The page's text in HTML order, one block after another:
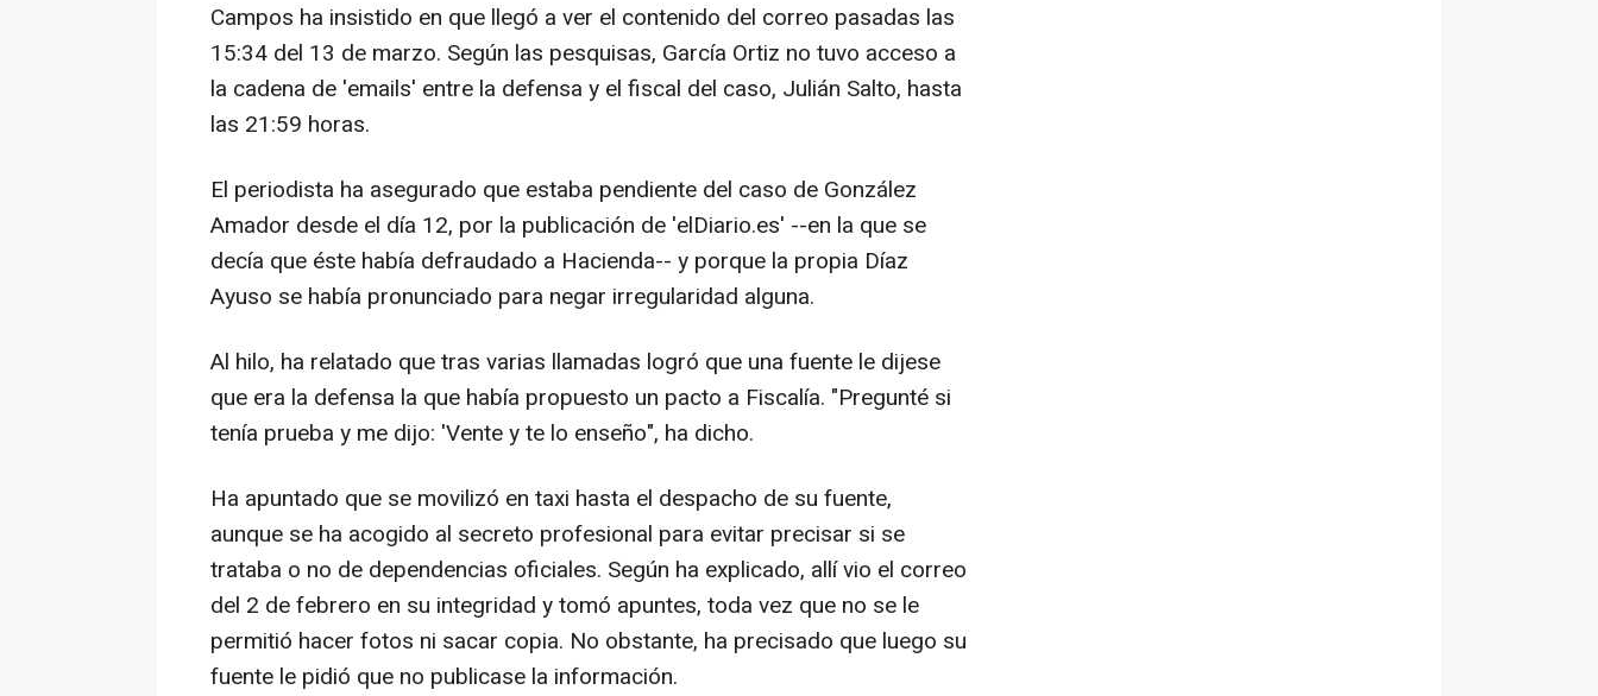
Campos ha insistido en que llegó a ver el contenido del correo pasadas las
15:34 del 13 de marzo. Según las pesquisas, García Ortiz no tuvo acceso a
la cadena de 'emails' entre la defensa y el fiscal del caso, Julián Salto, hasta
las 21:59 horas.
El periodista ha asegurado que estaba pendiente del caso de González
Amador desde el día 12, por la publicación de 'elDiario.es' --en la que se
decía que éste había defraudado a Hacienda-- y porque la propia Díaz
Ayuso se había pronunciado para negar irregularidad alguna.
Al hilo, ha relatado que tras varias llamadas logró que una fuente le dijese
que era la defensa la que había propuesto un pacto a Fiscalía. "Pregunté si
tenía prueba y me dijo: 'Vente y te lo enseño", ha dicho.
Ha apuntado que se movilizó en taxi hasta el despacho de su fuente,
aunque se ha acogido al secreto profesional para evitar precisar si se
trataba o no de dependencias oficiales. Según ha explicado, allí vio el correo
del 2 de febrero en su integridad y tomó apuntes, toda vez que no se le
permitió hacer fotos ni sacar copia. No obstante, ha precisado que luego su
fuente le pidió que no publicase la información.